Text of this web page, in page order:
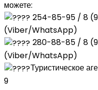
можете:
254-85-95 / 8
(Viber/WhatsApp)
280-88-85 / 8
(Viber/WhatsApp)
Туристическое
9